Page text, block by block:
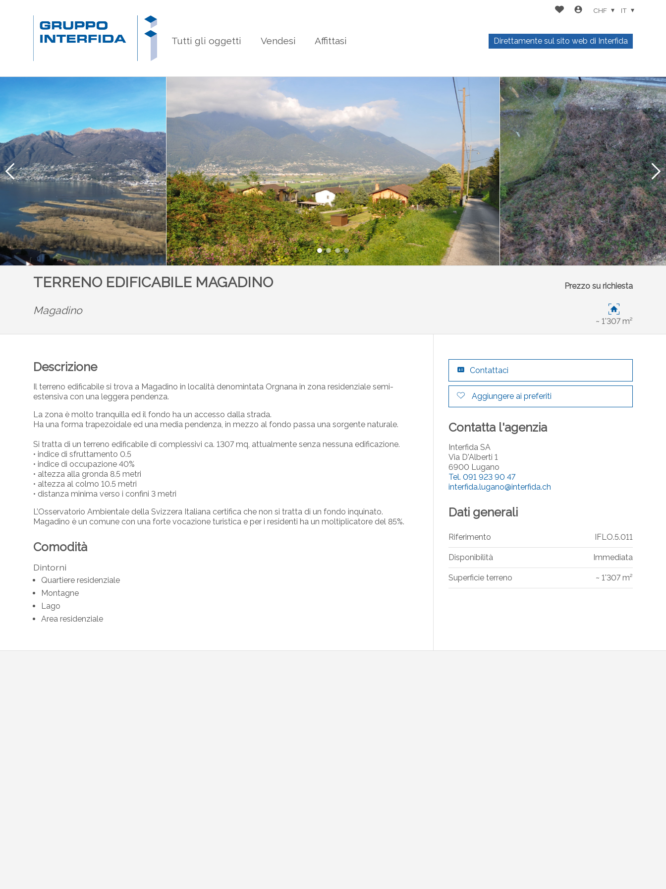
Tutti gli oggetti Vendesi Affittasi
CHF IT
Direttamente sul sito web di Interfida
TERRENO EDIFICABILE MAGADINO Prezzo su richiesta
Magadino
~ 1'307 m²
Descrizione
Il terreno edificabile si trova a Magadino in località denomintata Orgnana in zona residenziale semi-
estensiva con una leggera pendenza.
La zona è molto tranquilla ed il fondo ha un accesso dalla strada.
Ha una forma trapezoidale ed una media pendenza, in mezzo al fondo passa una sorgente naturale.
Si tratta di un terreno edificabile di complessivi ca. 1307 mq, attualmente senza nessuna edificazione.
• indice di sfruttamento 0.5
• indice di occupazione 40%
• altezza alla gronda 8.5 metri
• altezza al colmo 10.5 metri
• distanza minima verso i confini 3 metri
L’Osservatorio Ambientale della Svizzera Italiana certifica che non si tratta di un fondo inquinato.
Magadino è un comune con una forte vocazione turistica e per i residenti ha un moltiplicatore del 85%.
Comodità
Dintorni
Quartiere residenziale
Montagne
Lago
Area residenziale
Contattaci
Aggiungere ai preferiti
Contatta l'agenzia
Interfida SA
Via D'Alberti 1
6900 Lugano
Tel. 091 923 90 47
interfida.lugano@interfida.ch
Dati generali
Riferimento IFLO.5.011
Disponibilità Immediata
Superficie terreno ~ 1'307 m²